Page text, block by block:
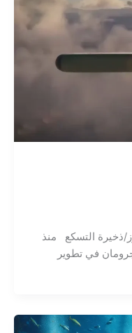
ذخيرة التسكع منذ
في تطوير